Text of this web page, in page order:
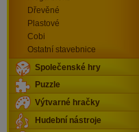
Dřevěné
Plastové
Cobi
Ostatní stavebnice
Společenské hry
Puzzle
Výtvarné hračky
Hudební nástroje